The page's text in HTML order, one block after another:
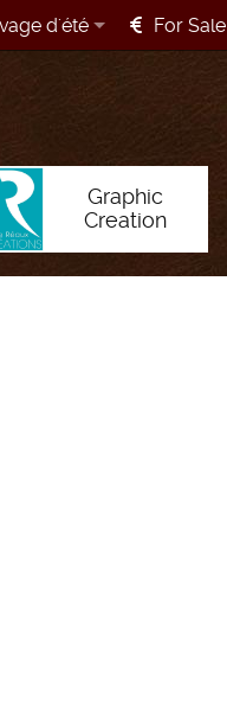
d'été For Sale
Graphic
Creation